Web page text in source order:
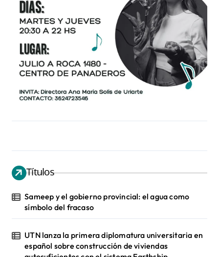
Títulos
Sameep y el gobierno provincial: el agua como
símbolo del fracaso
UTN lanza la primera diplomatura universitaria en
español sobre construcción de viviendas